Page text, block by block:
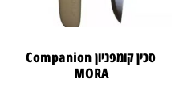
סכין קומפניון Companion
MORA